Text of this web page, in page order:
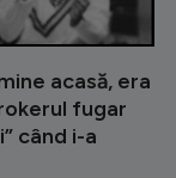
acasă, era
fugar
când i-a